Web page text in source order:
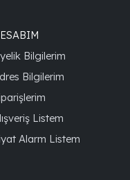
Bilgilerim
Bilgilerim
Listem
Alarm Listem